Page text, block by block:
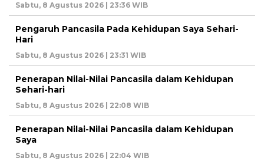
Sabtu, 8 Agustus 2026 | 23:36 WIB
Pengaruh Pancasila Pada Kehidupan Saya Sehari-
Hari
Sabtu, 8 Agustus 2026 | 23:31 WIB
Penerapan Nilai-Nilai Pancasila dalam Kehidupan
Sehari-hari
Sabtu, 8 Agustus 2026 | 22:08 WIB
Penerapan Nilai-Nilai Pancasila dalam Kehidupan
Saya
Sabtu, 8 Agustus 2026 | 22:04 WIB